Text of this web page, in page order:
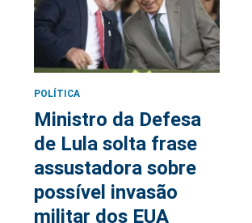
POLÍTICA
Ministro da Defesa
de Lula solta frase
assustadora sobre
possível invasão
militar dos EUA